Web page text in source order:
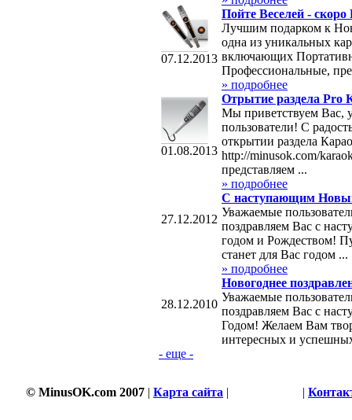
07.12.2013
Пойте Веселей -
Лучшим подарком к
одна из уникальных
включающих
Профессиональные,
01.08.2013
» подробнее
Отрытие раздела Pro
Мы приветствуем Вас,
пользователи! С
открытии раздела
http://minusok.com/
представляем ...
27.12.2012
» подробнее
С наступающим
Уважаемые
поздравляем Вас с
годом и Рождеством!
станет для Вас годом ...
28.12.2010
» подробнее
Новогоднее
Уважаемые
поздравляем Вас с
Годом! Желаем Вам
интересных и
- еще -
© MinusOK.com 2007 | Карта сайта | |